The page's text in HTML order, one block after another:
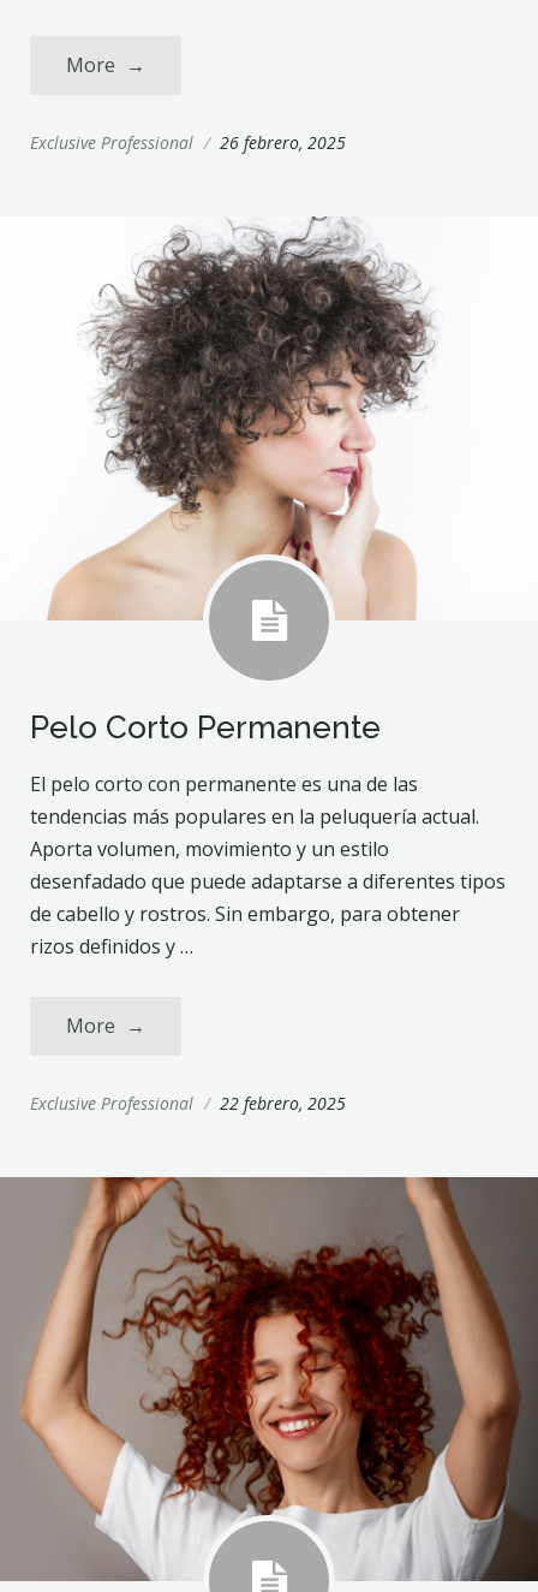
More →
Exclusive Professional / 26 febrero, 2025
Pelo Corto Permanente
El pelo corto con permanente es una de las
tendencias más populares en la peluquería actual.
Aporta volumen, movimiento y un estilo
desenfadado que puede adaptarse a diferentes tipos
de cabello y rostros. Sin embargo, para obtener
rizos definidos y …
More →
Exclusive Professional / 22 febrero, 2025